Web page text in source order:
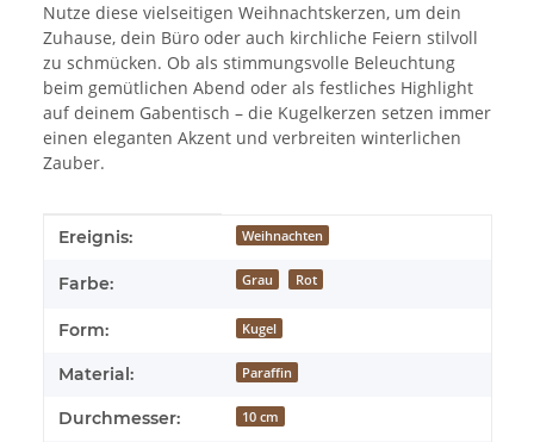
Nutze diese vielseitigen Weihnachtskerzen, um dein
Zuhause, dein Büro oder auch kirchliche Feiern stilvoll
zu schmücken. Ob als stimmungsvolle Beleuchtung
beim gemütlichen Abend oder als festliches Highlight
auf deinem Gabentisch – die Kugelkerzen setzen immer
einen eleganten Akzent und verbreiten winterlichen
Zauber.
Produkteigenschaft
Wert
Ereignis: Weihnachten
Farbe: Grau Rot
Form: Kugel
Material: Paraffin
Durchmesser: 10 cm